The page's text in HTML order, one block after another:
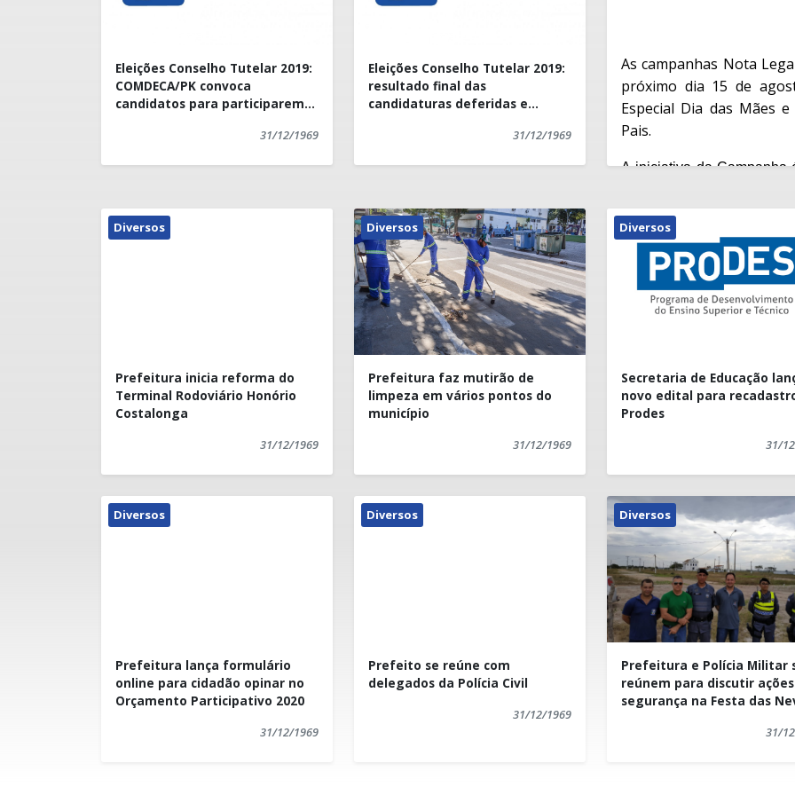
Eleições Conselho Tutelar 2019:
COMDECA/PK convoca
candidatos para participarem
31/12/1969
Eleições Conselho Tutelar 2019:
resultado final das
candidaturas deferidas e
31/12/1969
As campanhas Nota
próximo dia 15 de
Especial Dia das Mães
Pais.
A iniciativa da Campanha
com vários sorteios.
Os cupons já podem ser
notas fiscais por cupons
exigidas notas fiscais)
rua Olímpio Pinto
sendo feita no Núcleo
fica na Secretaria
Bahiense, centro.
Quem tem nota fiscal de
poder utilizar e trocar por
A Nota Legal vai
(cinquenta reais) em
campanha, a pessoa
prêmios abaixo).
A Nota Rural, para ter
apresentar R$ 500,00
Kennedy.
O sorteio será realizado
Diversos
Prefeitura inicia reforma do
Terminal Rodoviário Honório
Costalonga
31/12/1969
Diversos
Prefeitura faz mutirão de
limpeza em vários pontos do
município
31/12/1969
Diversos
Secretaria de Educação
novo edital para
Prodes
31/
Diversos
Prefeitura lança formulário
online para cidadão opinar no
Orçamento Participativo 2020
31/12/1969
Diversos
Prefeito se reúne com
delegados da Polícia Civil
31/12/1969
Diversos
Prefeitura e Polícia Militar
reúnem para discutir
segurança na Festa das
31/